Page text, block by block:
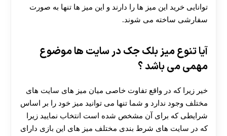
توانایی خرید این میز ها را دارند و این میز ها تنها به صورت
سفارشی ساخته می شوند.
آیا تنوع میز بلک جک در سایت ها موضوع
مهمی می باشد ؟
خیر زیرا که در واقع تفاوت خاصی میان میز های سایت های
مختلف وجود ندارد و شما تنها می توانید میز خود را بر اساس
شرایطی که برای آن مشخص شده است انتخاب نمایید زیرا
که در سایت های شرط بندی مختلف میز های این بازی دارای